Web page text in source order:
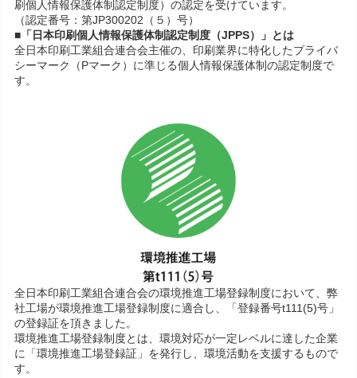
刷個人情報保護体制認定制度）の認定を受けています。
（認定番号：第JP300202（５）号）
■「日本印刷個人情報保護体制認定制度（JPPS）」とは
全日本印刷工業組合連合会主催の、印刷業界に特化したプライバ
シーマーク（Pマーク）に準じる個人情報保護体制の認定制度で
す。
全日本印刷工業組合連合会の環境推進工場登録制度において、弊
社工場が環境推進工場登録制度に適合し、「登録番号t111(5)号」
の登録証を頂きました。
環境推進工場登録制度とは、環境対応が一定レベルに達した企業
に「環境推進工場登録証」を発行し、環境活動を支援するもので
す。